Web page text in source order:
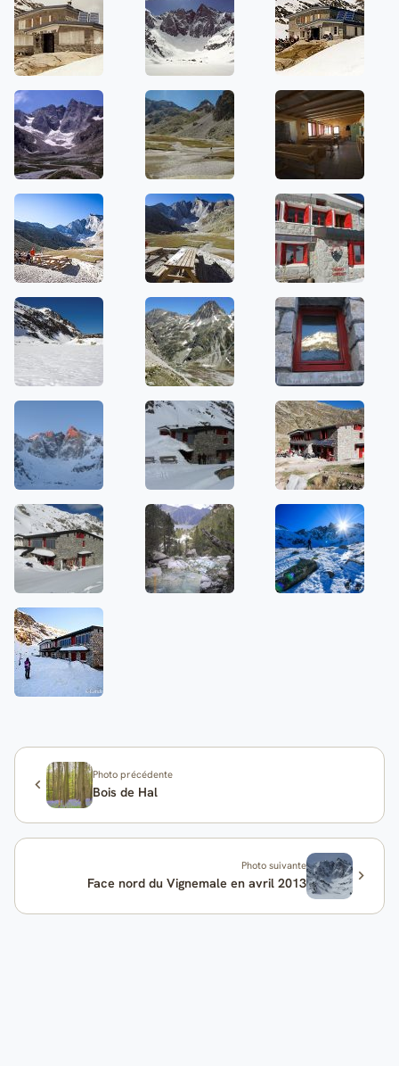
Photo précédente
Bois de Hal
Photo suivante
Face nord du Vignemale en avril 2013